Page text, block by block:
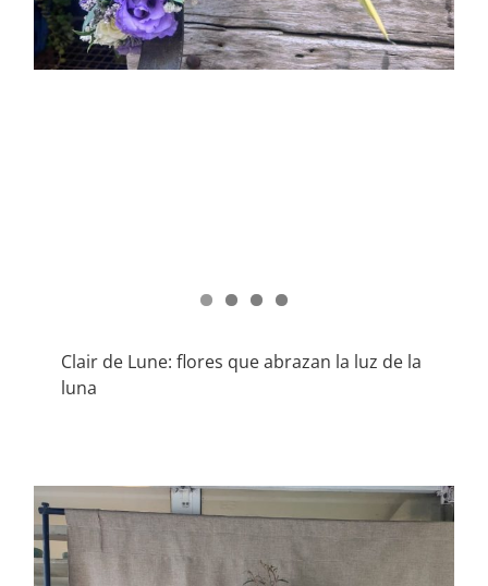
Clair de Lune: flores que abrazan la luz de la
luna